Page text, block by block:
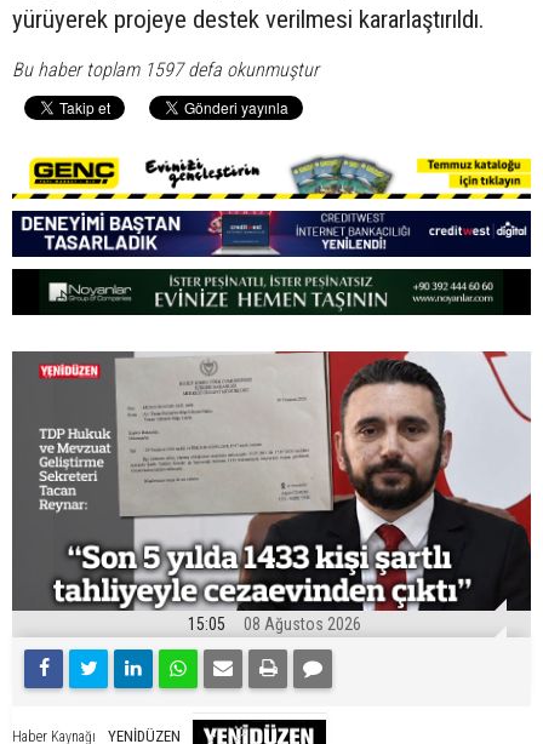
yürüyerek projeye destek verilmesi kararlaştırıldı.
Bu haber toplam 1597 defa okunmuştur
15:05 08 Ağustos 2026
Haber Kaynağı YENİDÜZEN